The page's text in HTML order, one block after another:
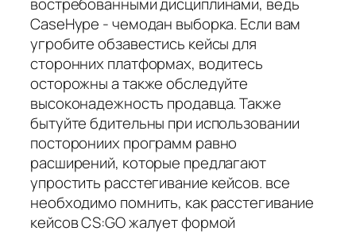
CaseHype - чемодан выборка. Если вам
угробите обзавестись кейсы для
сторонних платформах, водитесь
осторожны а также обследуйте
высоконадежность продавца. Также
бытуйте бдительны при использовании
посторониих программ равно
расширений, которые предлагают
упростить расстегивание кейсов. все
необходимо помнить, как расстегивание
кейсов CS:GO жалует формой